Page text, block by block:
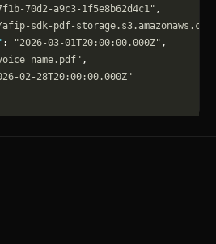
70d2-a9c3-1f5e8b62d4c1" ,
sdk-pdf-
: "2026-03-01T20:00:00.000Z" ,
,
02-28T20:00:00.000Z"